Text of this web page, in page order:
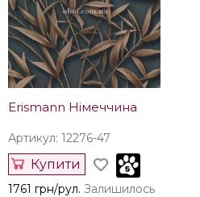
Erismann Німеччина
Артикул: 12276-47
Купити
1761 грн/рул. Залишилось